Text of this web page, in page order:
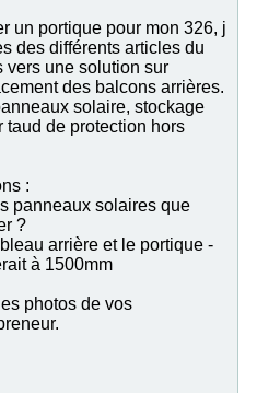
un portique pour mon 326, j
des différents articles du
vers une solution sur
des balcons arrières.
solaire, stockage
taud de protection hors
:
panneaux solaires que
?
arrière et le portique -
à 1500mm
photos de vos